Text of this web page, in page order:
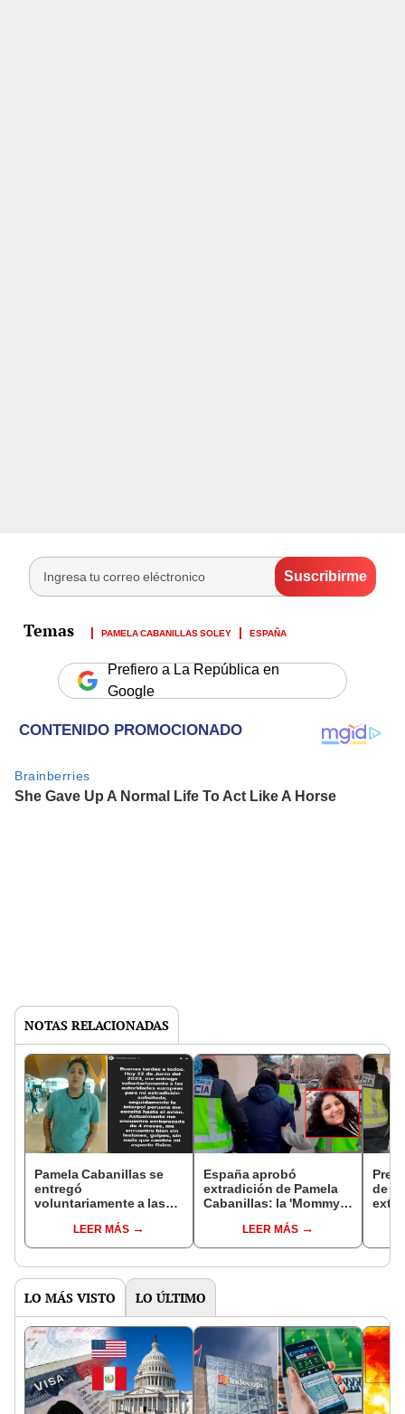
PAMELA CABANILLAS SOLEY ESPAÑA
Prefiero a La República en
Google
NOTAS RELACIONADAS
Pamela Cabanillas se
entregó
voluntariamente a las
y afirma estar
embarazada
LEER MÁS
España aprobó
extradición de Pamela
Cabanillas: la 'Mommy
irá a prisión
LEER MÁS
de
LO MÁS VISTO LO ÚLTIMO